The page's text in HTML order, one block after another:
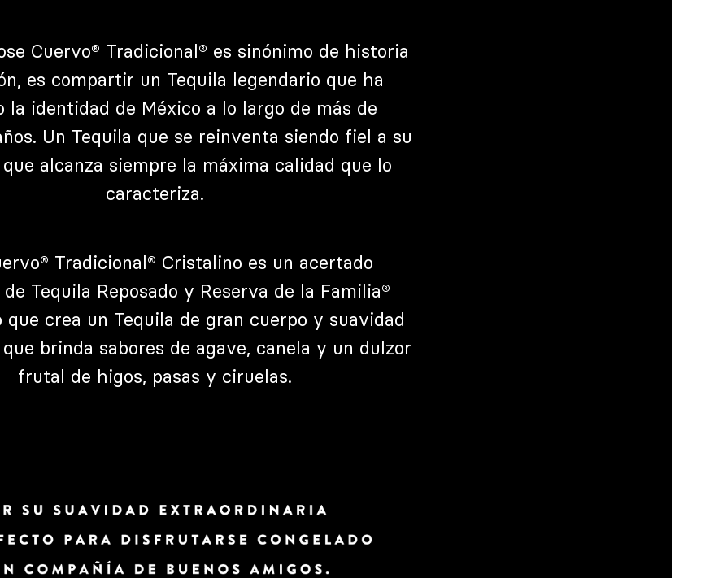
Cuervo® Tradicional® es sinónimo de historia
es compartir un Tequila legendario que ha
la identidad de México a lo largo de más de
Un Tequila que se reinventa siendo fiel a su
alcanza siempre la máxima calidad que lo
caracteriza.
Tradicional® Cristalino es un acertado
Tequila Reposado y Reserva de la Familia®
que crea un Tequila de gran cuerpo y suavidad
brinda sabores de agave, canela y un dulzor
frutal de higos, pasas y ciruelas.